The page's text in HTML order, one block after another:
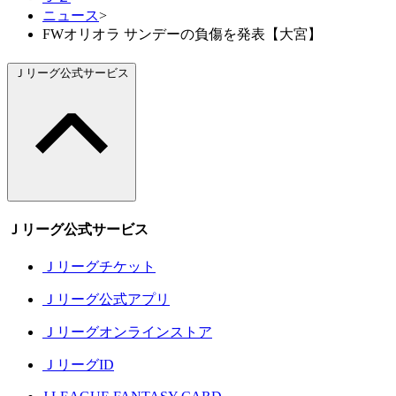
ニュース>
FWオリオラ サンデーの負傷を発表【大宮】
Ｊリーグ公式サービス
Ｊリーグ公式サービス
Ｊリーグチケット
Ｊリーグ公式アプリ
Ｊリーグオンラインストア
ＪリーグID